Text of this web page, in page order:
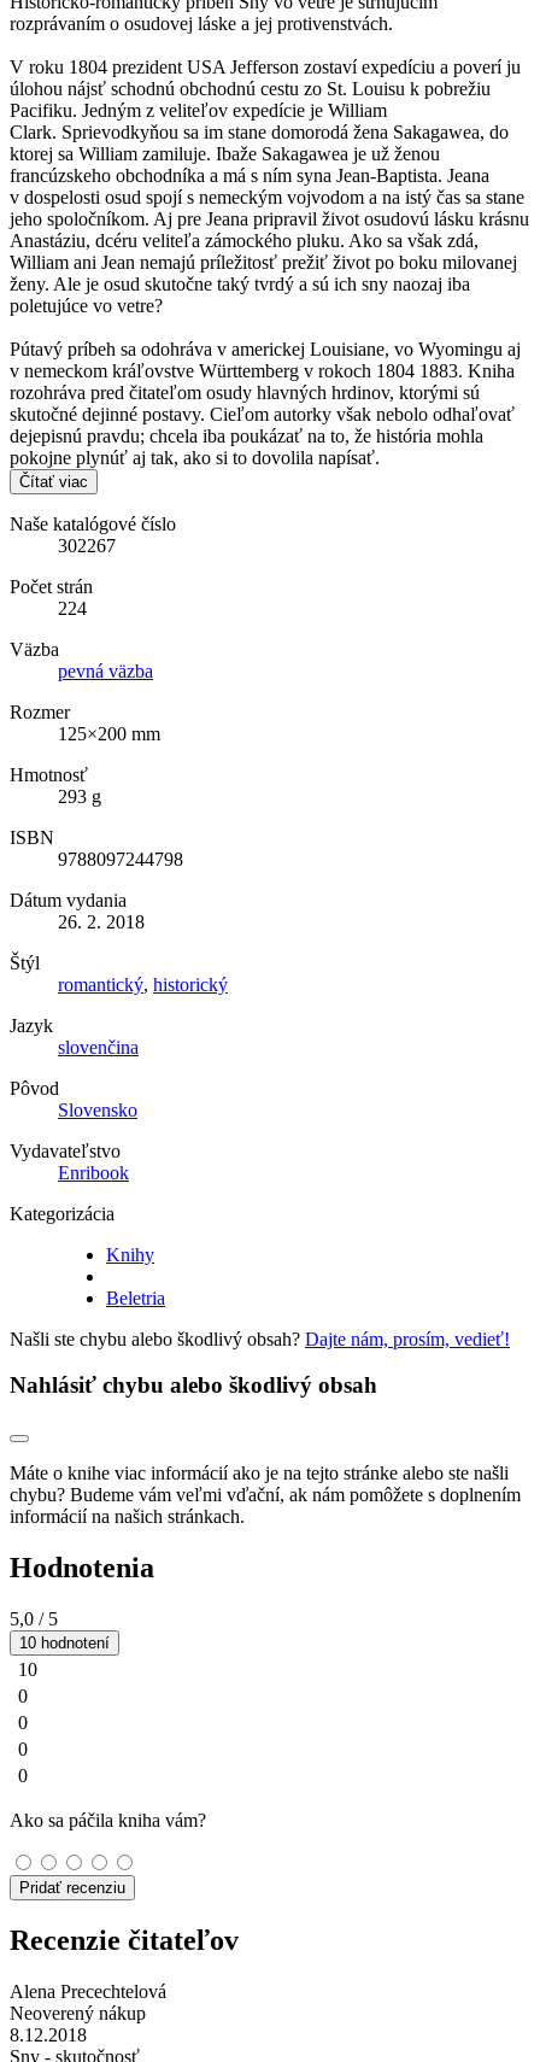
rozprávaním o osudovej láske a jej protivenstvách.
V roku 1804 prezident USA Jefferson zostaví expedíciu a poverí ju
úlohou nájsť schodnú obchodnú cestu zo St. Louisu k pobrežiu
Pacifiku. Jedným z veliteľov expedície je William
Clark. Sprievodkyňou sa im stane domorodá žena Sakagawea, do
ktorej sa William zamiluje. Ibaže Sakagawea je už ženou
francúzskeho obchodníka a má s ním syna Jean-Baptista. Jeana
v dospelosti osud spojí s nemeckým vojvodom a na istý čas sa stane
jeho spoločníkom. Aj pre Jeana pripravil život osudovú lásku krásnu
Anastáziu, dcéru veliteľa zámockého pluku. Ako sa však zdá,
William ani Jean nemajú príležitosť prežiť život po boku milovanej
ženy. Ale je osud skutočne taký tvrdý a sú ich sny naozaj iba
poletujúce vo vetre?
Pútavý príbeh sa odohráva v americkej Louisiane, vo Wyomingu aj
v nemeckom kráľovstve Württemberg v rokoch 1804 1883. Kniha
rozohráva pred čitateľom osudy hlavných hrdinov, ktorými sú
skutočné dejinné postavy. Cieľom autorky však nebolo odhaľovať
dejepisnú pravdu; chcela iba poukázať na to, že história mohla
pokojne plynúť aj tak, ako si to dovolila napísať.
Čítať viac
Naše katalógové číslo
302267
Počet strán
224
Väzba
pevná väzba
Rozmer
125×200 mm
Hmotnosť
293 g
ISBN
9788097244798
Dátum vydania
26. 2. 2018
Štýl
romantický, historický
Jazyk
slovenčina
Pôvod
Slovensko
Vydavateľstvo
Enribook
Kategorizácia
Knihy
Beletria
Našli ste chybu alebo škodlivý obsah? Dajte nám, prosím, vedieť!
Nahlásiť chybu alebo škodlivý obsah
Máte o knihe viac informácií ako je na tejto stránke alebo ste našli
chybu? Budeme vám veľmi vďační, ak nám pomôžete s doplnením
informácií na našich stránkach.
Hodnotenia
5,0 / 5
10 hodnotení
10
0
0
0
0
Ako sa páčila kniha vám?
Pridať recenziu
Recenzie čitateľov
Alena Precechtelová
Neoverený nákup
8.12.2018
Sny - skutočnosť